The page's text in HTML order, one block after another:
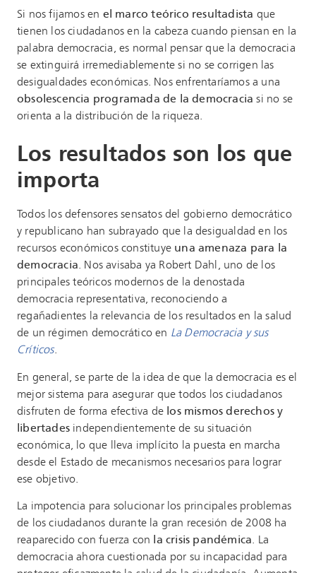
Si nos fijamos en el marco teórico resultadista que
tienen los ciudadanos en la cabeza cuando piensan en la
palabra democracia, es normal pensar que la democracia
se extinguirá irremediablemente si no se corrigen las
desigualdades económicas. Nos enfrentaríamos a una
obsolescencia programada de la democracia si no se
orienta a la distribución de la riqueza.
Los resultados son los que
importa
Todos los defensores sensatos del gobierno democrático
y republicano han subrayado que la desigualdad en los
recursos económicos constituye una amenaza para la
democracia. Nos avisaba ya Robert Dahl, uno de los
principales teóricos modernos de la denostada
democracia representativa, reconociendo a
regañadientes la relevancia de los resultados en la salud
de un régimen democrático en La Democracia y sus
Críticos.
En general, se parte de la idea de que la democracia es el
mejor sistema para asegurar que todos los ciudadanos
disfruten de forma efectiva de los mismos derechos y
libertades independientemente de su situación
económica, lo que lleva implícito la puesta en marcha
desde el Estado de mecanismos necesarios para lograr
ese objetivo.
La impotencia para solucionar los principales problemas
de los ciudadanos durante la gran recesión de 2008 ha
reaparecido con fuerza con la crisis pandémica. La
democracia ahora cuestionada por su incapacidad para